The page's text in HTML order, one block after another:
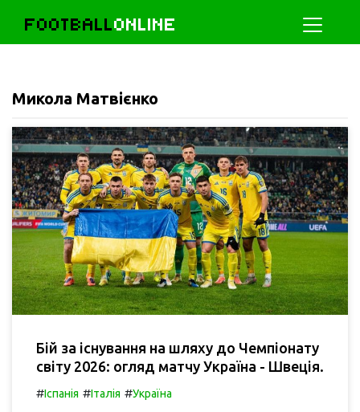
FOOTBALLONLINE
Микола Матвієнко
Бій за існування на шляху до Чемпіонату
світу 2026: огляд матчу Україна - Швеція.
#Іспанія #Італія #Україна